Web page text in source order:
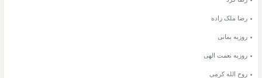
رضا ملک زاده
روزبه بمانی
روزبه نعمت الهی
روح الله کرمی